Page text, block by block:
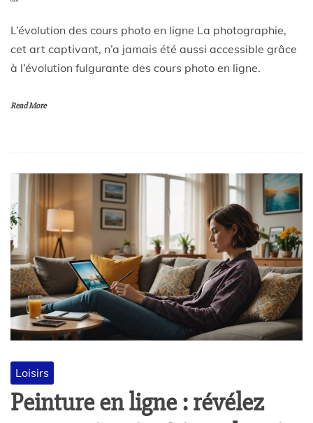
L’évolution des cours photo en ligne La photographie,
cet art captivant, n’a jamais été aussi accessible grâce
à l’évolution fulgurante des cours photo en ligne.
Read More
Loisirs
Peinture en ligne : révélez